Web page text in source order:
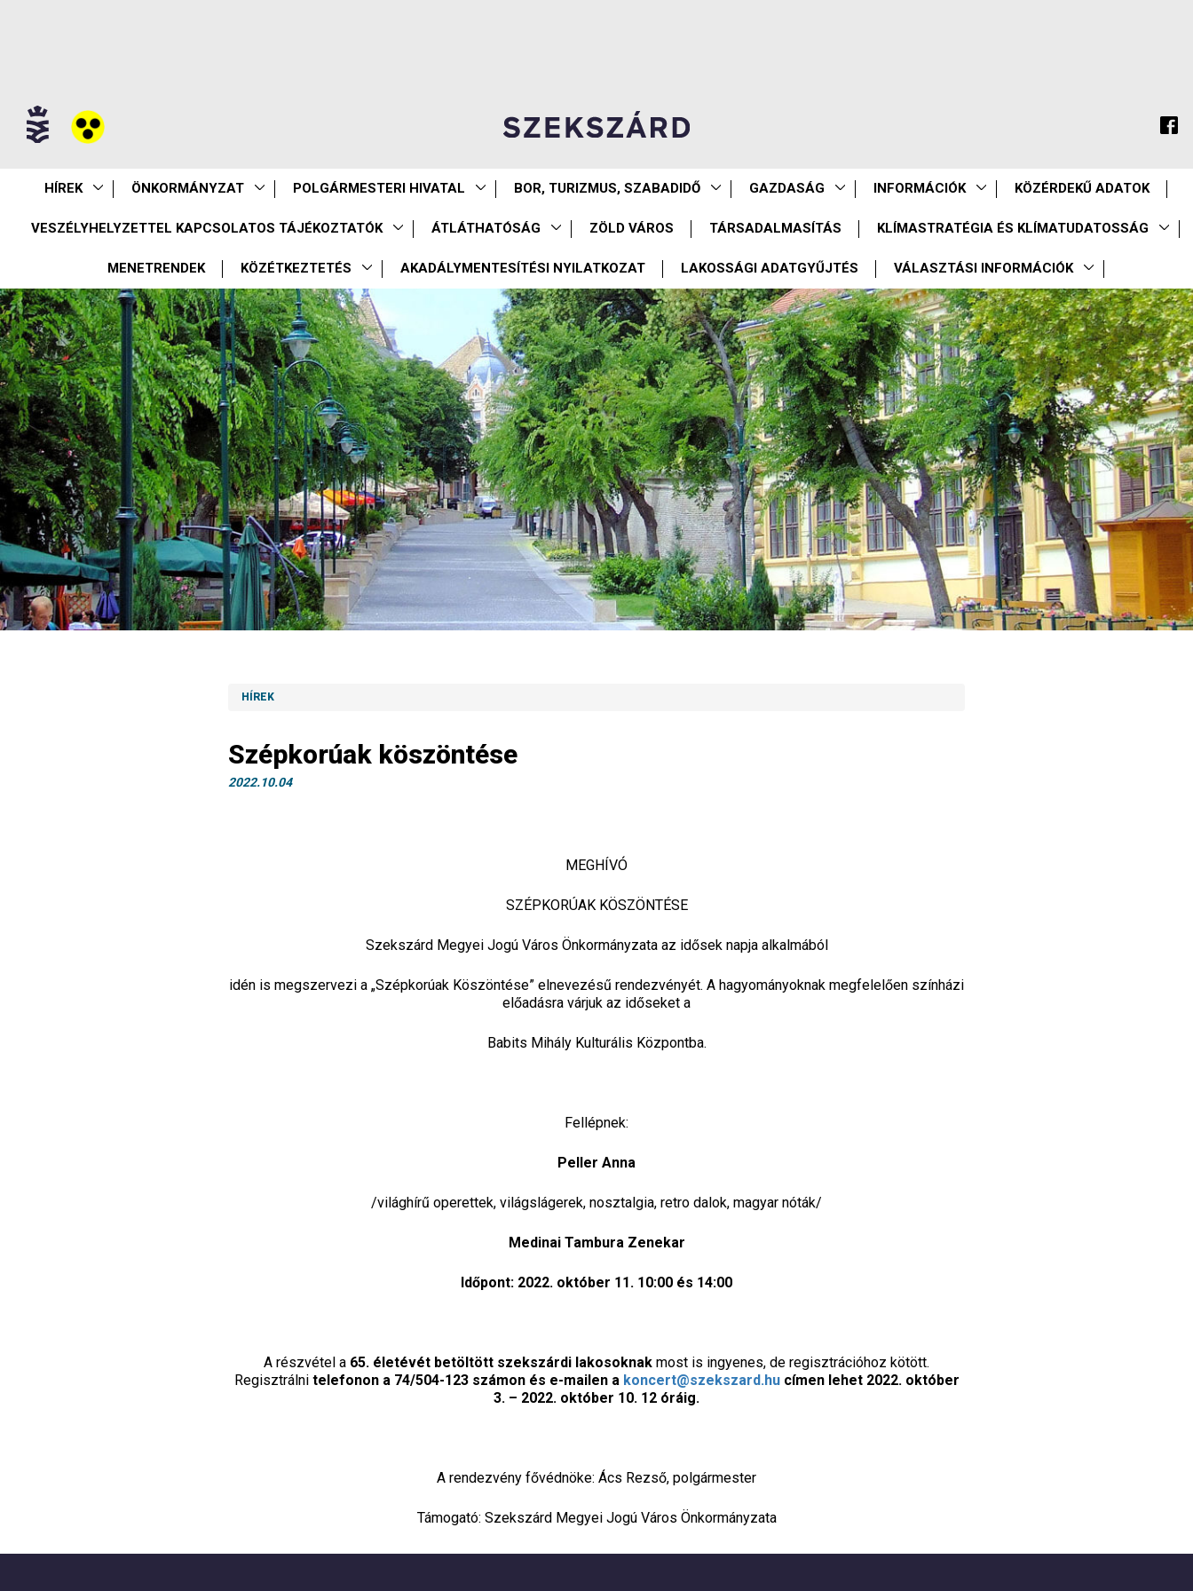
HÍREK ÖNKORMÁNYZAT POLGÁRMESTERI HIVATAL BOR, TURIZMUS, SZABADIDŐ GAZDASÁG INFORMÁCIÓK KÖZÉRDEKŰ ADATOK
VESZÉLYHELYZETTEL KAPCSOLATOS TÁJÉKOZTATÓK ÁTLÁTHATÓSÁG ZÖLD VÁROS TÁRSADALMASÍTÁS KLÍMASTRATÉGIA ÉS KLÍMATUDATOSSÁG
MENETRENDEK KÖZÉTKEZTETÉS AKADÁLYMENTESÍTÉSI NYILATKOZAT LAKOSSÁGI ADATGYŰJTÉS VÁLASZTÁSI INFORMÁCIÓK
HÍREK
Szépkorúak köszöntése
2022.10.04
MEGHÍVÓ
SZÉPKORÚAK KÖSZÖNTÉSE
Szekszárd Megyei Jogú Város Önkormányzata az idősek napja alkalmából
idén is megszervezi a „Szépkorúak Köszöntése” elnevezésű rendezvényét. A hagyományoknak megfelelően színházi
előadásra várjuk az időseket a
Babits Mihály Kulturális Központba.
Fellépnek:
Peller Anna
/világhírű operettek, világslágerek, nosztalgia, retro dalok, magyar nóták/
Medinai Tambura Zenekar
Időpont: 2022. október 11. 10:00 és 14:00
A részvétel a 65. életévét betöltött szekszárdi lakosoknak most is ingyenes, de regisztrációhoz kötött.
Regisztrálni telefonon a 74/504-123 számon és e-mailen a koncert@szekszard.hucímen lehet 2022. október
3. – 2022. október 10. 12 óráig.
A rendezvény fővédnöke: Ács Rezső, polgármester
Támogató: Szekszárd Megyei Jogú Város Önkormányzata